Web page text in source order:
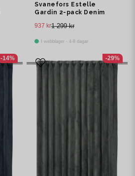
Svanefors Estelle
Gardin 2-pack Denim
1 299 kr
937 kr
I webblager - 4-8 dagar
-14% -29%